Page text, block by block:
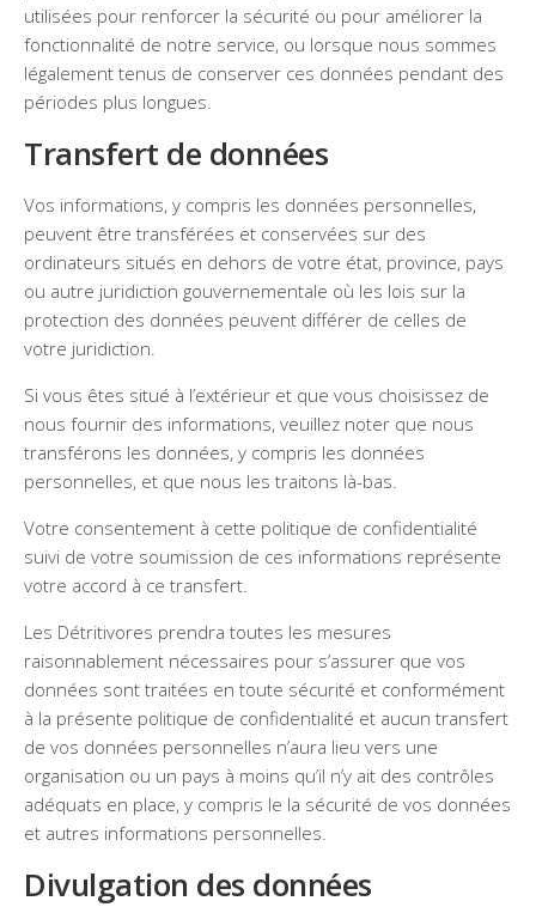
utilisées pour renforcer la sécurité ou pour améliorer la
fonctionnalité de notre service, ou lorsque nous sommes
légalement tenus de conserver ces données pendant des
périodes plus longues.
Transfert de données
Vos informations, y compris les données personnelles,
peuvent être transférées et conservées sur des
ordinateurs situés en dehors de votre état, province, pays
ou autre juridiction gouvernementale où les lois sur la
protection des données peuvent différer de celles de
votre juridiction.
Si vous êtes situé à l’extérieur et que vous choisissez de
nous fournir des informations, veuillez noter que nous
transférons les données, y compris les données
personnelles, et que nous les traitons là-bas.
Votre consentement à cette politique de confidentialité
suivi de votre soumission de ces informations représente
votre accord à ce transfert.
Les Détritivores prendra toutes les mesures
raisonnablement nécessaires pour s’assurer que vos
données sont traitées en toute sécurité et conformément
à la présente politique de confidentialité et aucun transfert
de vos données personnelles n’aura lieu vers une
organisation ou un pays à moins qu’il n’y ait des contrôles
adéquats en place, y compris le la sécurité de vos données
et autres informations personnelles.
Divulgation des données